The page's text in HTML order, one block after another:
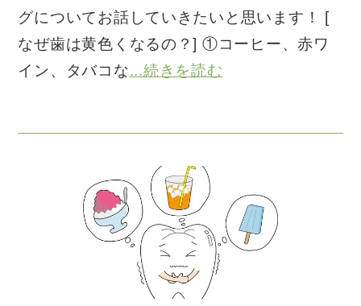
グについてお話していきたいと思います！ [
なぜ歯は黄色くなるの？] ①コーヒー、赤ワ
イン、タバコな...続きを読む